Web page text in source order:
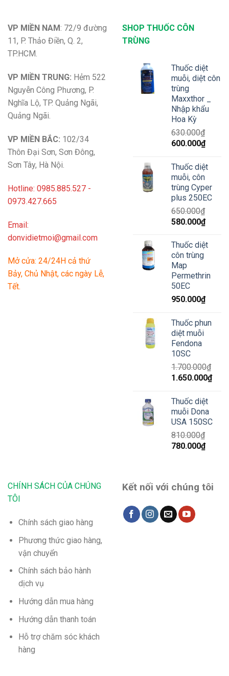
VP MIỀN NAM: 72/9 đường
11, P. Thảo Điền, Q. 2,
TP.HCM.
VP MIỀN TRUNG: Hẻm 522
Nguyễn Công Phương, P.
Nghĩa Lộ, TP. Quảng Ngãi,
Quảng Ngãi.
VP MIỀN BẮC: 102/34
Thôn Đại Sơn, Sơn Đông,
Sơn Tây, Hà Nội.
Hotline: 0985.885.527 -
0973.427.665
Email:
donvidietmoi@gmail.com
Mở cửa: 24/24H cả thứ
Bảy, Chủ Nhật, các ngày Lễ,
Tết.
SHOP THUỐC CÔN
TRÙNG
Thuốc diệt
muỗi, diệt côn
trùng
Maxxthor _
Nhập khẩu
Hoa Kỳ
630.000₫
Giá
là:
630.000₫.
600.000₫Giá
tại
là:
Thuốc diệt
muỗi, côn
trùng Cyper
plus 250EC
650.000₫
Giá
là:
650.000₫.
580.000₫Giá
tại
Thuốc diệt
côn trùng
Map
Permethrin
50EC
950.000₫
Thuốc phun
diệt muỗi
Fendona
10SC
1.700.000₫
Giá
là:
1.700.000₫.
1.650.000₫Giá
Thuốc diệt
muỗi Dona
USA 150SC
810.000₫
Giá
780.000₫Giá
CHÍNH SÁCH CỦA CHÚNG
TÔI
Chính sách giao hàng
Phương thức giao hàng,
vận chuyển
Chính sách bảo hành
dịch vụ
Hướng dẫn mua hàng
Hướng dẫn thanh toán
Hỗ trợ chăm sóc khách
hàng
Kết nối với chúng tôi